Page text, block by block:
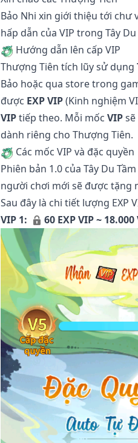
Bảo Nhi xin giới thiệu tới chư
hấp dẫn của VIP trong Tây Du
Hướng dẫn lên cấp VIP
Thượng Tiên tích lũy sử dụng
Bảo hoặc qua store trong
được EXP VIP(Kinh nghiệm
VIPtiếp theo. Mỗi mốc VIPsẽ
dành riêng cho Thượng Tiên.
Các mốc VIP và đặc quyền
Phiên bản 1.0 của Tây Du
người chơi mới sẽ được tặng
Sau đây là chi tiết lượng EXP
VIP 1:
60 EXP VIP ~ 18.000